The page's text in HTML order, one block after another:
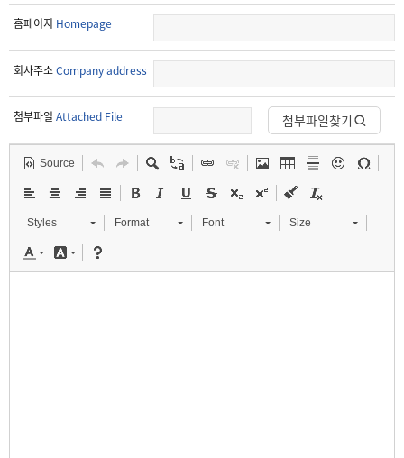
홈페이지 Homepage
회사주소Company address
첨부파일 Attached File 첨부파일찾기
Source
Styles Format Font Size